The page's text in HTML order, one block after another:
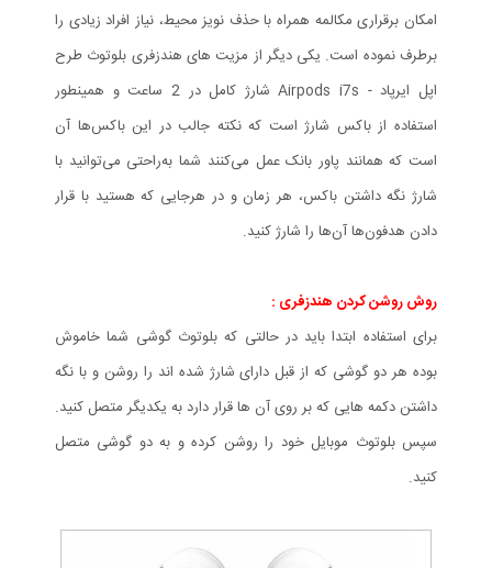
امکان برقراری مکالمه همراه با حذف نویز محیط، نیاز افراد زیادی را
برطرف نموده است. یکی دیگر از مزیت های هندزفری بلوتوث طرح
اپل ایرپاد - Airpods i7s شارژ کامل در 2 ساعت و همینطور
استفاده از باکس شارژ است که نکته جالب در این باکس‌ها آن
است که همانند پاور بانک عمل می‌کنند شما به‌راحتی می‌توانید با
شارژ نگه‌ داشتن باکس‌، هر زمان و در هرجایی که هستید با قرار
دادن هدفون‌ها آن‌ها را شارژ کنید.
روش روشن کردن هندزفری :
برای استفاده ابتدا باید در حالتی که بلوتوث گوشی شما خاموش
بوده هر دو گوشی که از قبل دارای شارژ شده اند را روشن و با نگه
داشتن دکمه هایی که بر روی آن ها قرار دارد به یکدیگر متصل کنید.
سپس بلوتوث موبایل خود را روشن کرده و به دو گوشی متصل
کنید.